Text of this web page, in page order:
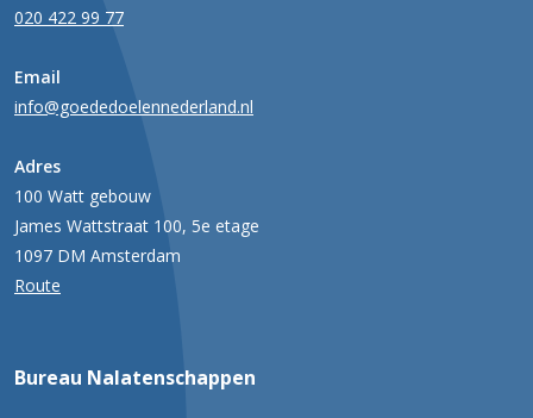
020 422 99 77
Email
info@goededoelennederland.nl
Adres
100 Watt gebouw
James Wattstraat 100, 5e etage
1097 DM Amsterdam
Route
Bureau Nalatenschappen